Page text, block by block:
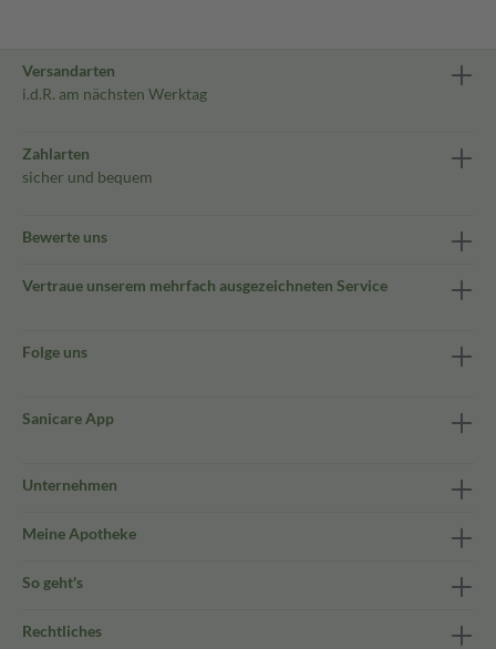
Versandarten
i.d.R. am nächsten Werktag
Zahlarten
sicher und bequem
Bewerte uns
Vertraue unserem mehrfach ausgezeichneten Service
Folge uns
Sanicare App
Unternehmen
Meine Apotheke
So geht's
Rechtliches